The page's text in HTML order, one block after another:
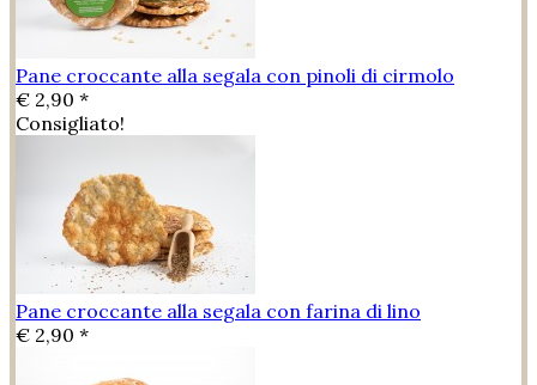
Pane croccante alla segala con pinoli di cirmolo
€ 2,90 *
Consigliato!
Pane croccante alla segala con farina di lino
€ 2,90 *